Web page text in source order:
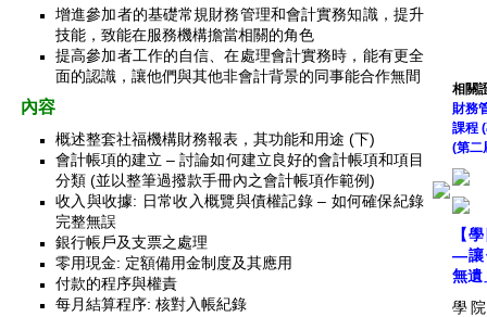
增進參加者的基礎常規財務管理和會計實務知識，提升
技能，致能在服務機構擔當相關的角色
提高參加者工作的自信、在處理會計實務時，能有更全
面的認識，讓他們與其他非會計背景的同事能合作無間
內容
概述整套社福機構財務報表，其功能和用途 (下)
會計帳項的建立 – 討論如何建立良好的會計帳項和項目
分類 (並以整筆過撥款手冊內之會計帳項作範例)
收入與收據: 日常收入概覽與債權記錄 – 如何確保紀錄
完整無誤
銀行帳戶及支票之處理
零用現金: 定額備用金制度及其應用
付款的程序與權責
每月結算程序: 核對入帳紀錄
相關
財務
課程
(第二
【
—讓
無遺
學